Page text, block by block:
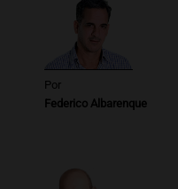
Por
Federico Albarenque